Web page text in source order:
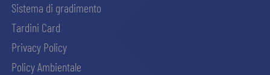
Sistema di gradimento
Tardini Card
Privacy Policy
Policy Ambientale